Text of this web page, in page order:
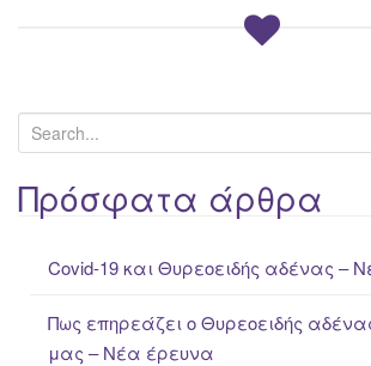
e
a
rΠρόσφατα άρθρα
Covid-19 και Θυρεοειδής αδένας –
Πως επηρεάζει ο Θυρεοειδής
μας – Νέα έρευνα